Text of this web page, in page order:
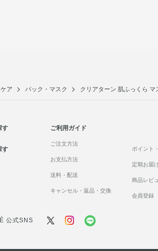
ア パック・マスク クリアターン 肌ふっくら マ
す
す
ご利用ガイド
ご注文方法
お支払方法
送料・配送
キャンセル・返品・交換
ポイント
定期お届
商品レビ
会員登録
公式SNS